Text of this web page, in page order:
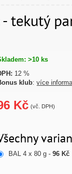
tekutý
>10 ks
12 %
klub:více
Kč (vč. DPH)
BAL 4 x 80 g -96 Kč